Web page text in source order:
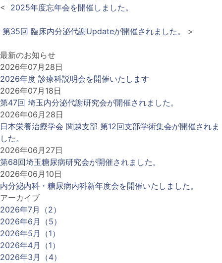
<
2025年度忘年会を開催しました。
第35回 臨床内分泌代謝Updateが開催されました。 >
最新のお知らせ
2026年07月28日
2026年度 診療科説明会を開催いたします
2026年07月18日
第47回 埼玉内分泌代謝研究会が開催されました。
2026年06月28日
日本栄養治療学会 関越支部 第12回支部学術集会が開催されま
した。
2026年06月27日
第68回埼玉糖尿病研究会が開催されました。
2026年06月10日
内分泌内科・糖尿病内科新年度会を開催いたしました。
アーカイブ
2026年7月（2）
2026年6月（5）
2026年5月（1）
2026年4月（1）
2026年3月（4）